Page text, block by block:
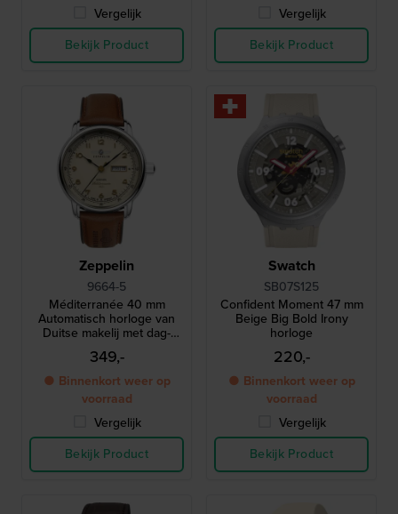
Vergelijk
Bekijk Product
Vergelijk
Bekijk Product
Zeppelin
9664-5
Méditerranée 40 mm
Automatisch horloge van
Duitse makelij met dag-
datum
349,-
● Binnenkort weer op
voorraad
Vergelijk
Bekijk Product
Swatch
SB07S125
Confident Moment 47 mm
Beige Big Bold Irony
horloge
220,-
● Binnenkort weer op
voorraad
Vergelijk
Bekijk Product